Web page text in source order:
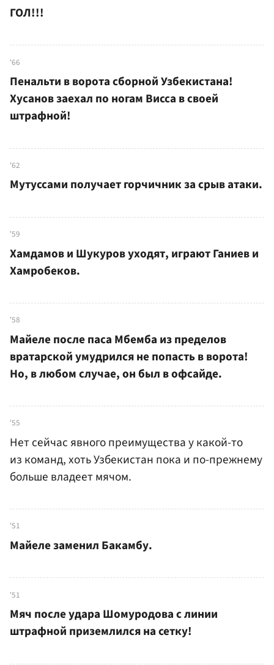
ГОЛ!!!
'66
Пенальти в ворота сборной Узбекистана!
Хусанов заехал по ногам Висса в своей
штрафной!
'62
Мутуссами получает горчичник за срыв атаки.
'59
Хамдамов и Шукуров уходят, играют Ганиев и
Хамробеков.
'58
Майеле после паса Мбемба из пределов
вратарской умудрился не попасть в ворота!
Но, в любом случае, он был в офсайде.
'55
Нет сейчас явного преимущества у какой-то
из команд, хоть Узбекистан пока и по-прежнему
больше владеет мячом.
'51
Майеле заменил Бакамбу.
'51
Мяч после удара Шомуродова с линии
штрафной приземлился на сетку!